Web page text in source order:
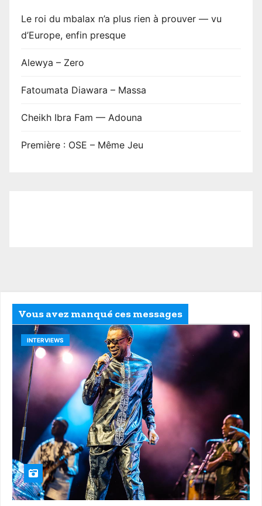
Le roi du mbalax n’a plus rien à prouver — vu
d’Europe, enfin presque
Alewya – Zero
Fatoumata Diawara – Massa
Cheikh Ibra Fam — Adouna
Première : OSE – Même Jeu
Vous avez manqué ces messages
INTERVIEWS